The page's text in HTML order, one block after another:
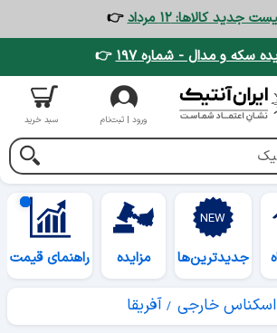
جدید کالاها: ۱۲ مرداد
👉
سکه و مدال - شماره ۱۹۷ 👉
ورود | ثبت‌نام سبد خرید
جدیدترین‌ها مزایده راهنمای قیمت
اسکناس خارجی آفریقا